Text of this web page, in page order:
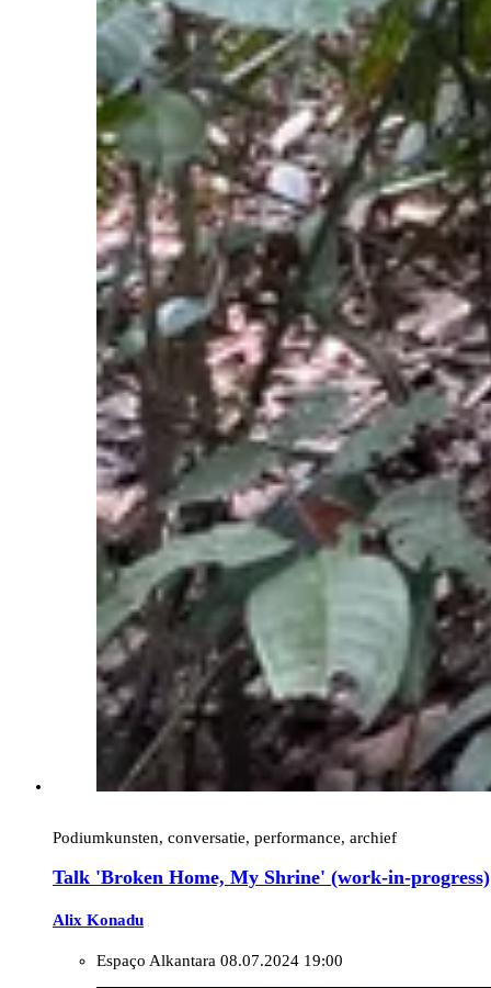
Podiumkunsten, conversatie, performance, archief
Talk 'Broken Home, My Shrine' (work-in-progress)
Alix Konadu
Espaço Alkantara 08.07.2024 19:00